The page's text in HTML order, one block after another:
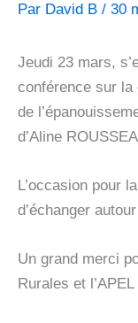
Par David B / 30
Jeudi 23 mars,
conférence sur
de
d’Aline
L’occasion pour
d’échanger
Un grand merci
Rurales et